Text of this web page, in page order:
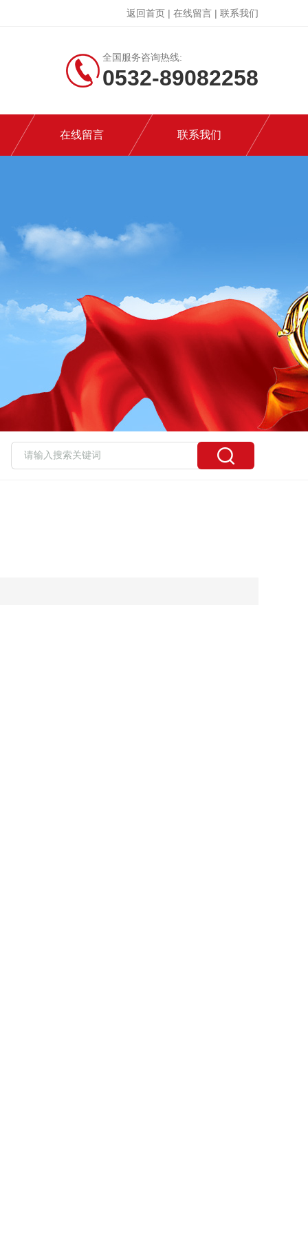
返回首页 | 在线留言 | 联系我们
全国服务咨询热线:
0532-89082258
在线留言 联系我们